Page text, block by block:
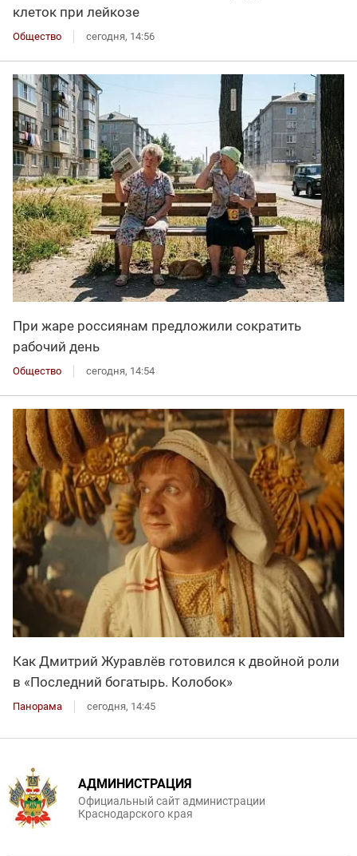
клеток при лейкозе
Общество сегодня, 14:56
При жаре россиянам предложили сократить
рабочий день
Общество сегодня, 14:54
Как Дмитрий Журавлёв готовился к двойной роли
в «Последний богатырь. Колобок»
Панорама сегодня, 14:45
АДМИНИСТРАЦИЯ
Официальный сайт администрации
Краснодарского края